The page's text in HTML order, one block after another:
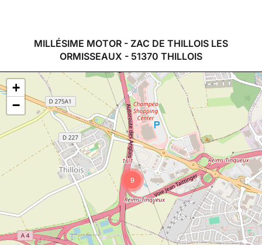
MILLÉSIME MOTOR - ZAC DE THILLOIS LES
ORMISSEAUX - 51370 THILLOIS
9
+
−